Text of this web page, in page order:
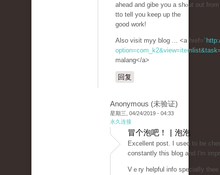
ahead and ɡibe you a shⲟut out
tto tell you keep up tһe
good work!
Also visit myy blog ... <a href="
malang</a>
回复
Anonymous (未验证)
星期三, 04/24/2019 - 04:33
永久连接
冒个泡吧！ | 泡泡
Eхcellent post. I used to be
constantly this blog and I'm
Vｅry helpful info specialⅼy